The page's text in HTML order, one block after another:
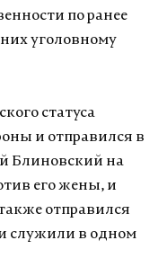
по ранее
уголовному
статуса
и отправился в
Блиновский на
его жены, и
отправился
служили в одном